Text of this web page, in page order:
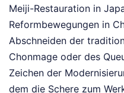
Meiji-Restauration in
Reformbewegungen in
Abschneiden der
Chonmage oder des
Zeichen der
dem die Schere zum